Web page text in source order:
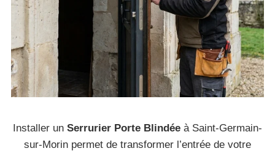
Installer un Serrurier Porte Blindée à Saint-Germain-
sur-Morin permet de transformer l’entrée de votre